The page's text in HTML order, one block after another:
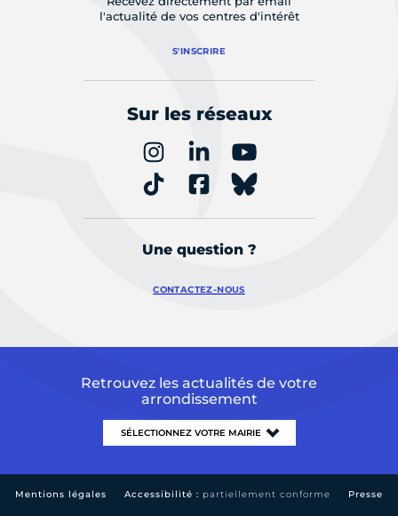
l'actualité de vos centres d'intérêt
S'INSCRIRE
Sur les réseaux
Une question ?
CONTACTEZ-NOUS
Retrouvez les actualités de votre
arrondissement
Mentions légales Accessibilité : partiellement conforme Presse